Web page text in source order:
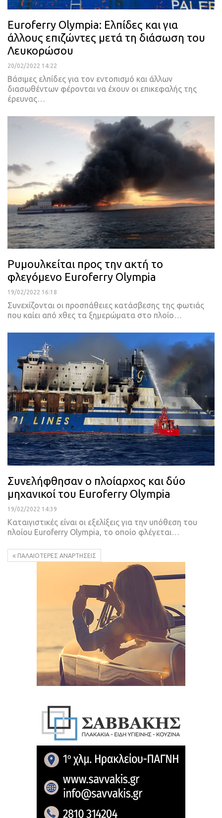
Euroferry Olympia: Ελπίδες και για
άλλους επιζώντες μετά τη διάσωση του
Λευκορώσου
20/02/2022 14:22
Βάσιμες ελπίδες για τον εντοπισμό και άλλων
διασωθέντων φέρονται να έχουν οι επικεφαλής της
έρευνας
Ρυμουλκείται προς την ακτή το
φλεγόμενο Euroferry Olympia
19/02/2022 16:18
Συνεχίζονται οι προσπάθειες κατάσβεσης της φωτιάς
που καίει από χθες τα ξημερώματα στο πλοίο…
Συνελήφθησαν ο πλοίαρχος και δύο
μηχανικοί του Euroferry Olympia
19/02/2022 14:39
Καταιγιστικές είναι οι εξελίξεις για την υπόθεση του
πλοίου Euroferry Olympia, το οποίο φλέγεται
ΠΑΛΑΙΌΤΕΡΕΣ ΑΝΑΡΤΉΣΕΙΣ